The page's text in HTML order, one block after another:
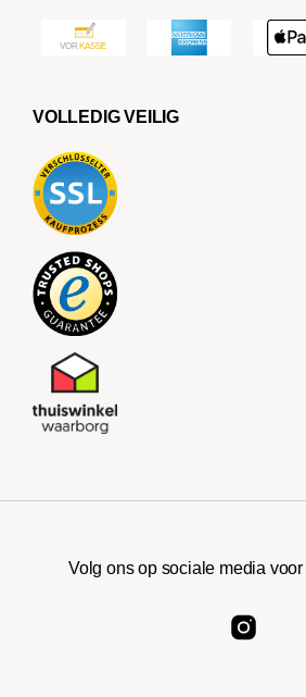
VOLLEDIG VEILIG
Volg ons op sociale media